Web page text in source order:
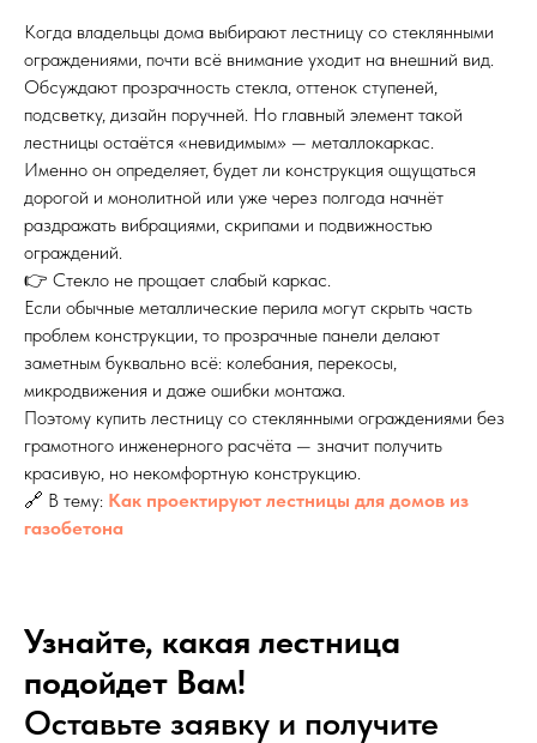
Когда владельцы дома выбирают лестницу со стеклянными
ограждениями, почти всё внимание уходит на внешний вид.
Обсуждают прозрачность стекла, оттенок ступеней,
подсветку, дизайн поручней. Но главный элемент такой
лестницы остаётся «невидимым» — металлокаркас.
Именно он определяет, будет ли конструкция ощущаться
дорогой и монолитной или уже через полгода начнёт
раздражать вибрациями, скрипами и подвижностью
ограждений.
👉 Стекло не прощает слабый каркас.
Если обычные металлические перила могут скрыть часть
проблем конструкции, то прозрачные панели делают
заметным буквально всё: колебания, перекосы,
микродвижения и даже ошибки монтажа.
Поэтому купить лестницу со стеклянными ограждениями без
грамотного инженерного расчёта — значит получить
красивую, но некомфортную конструкцию.
🔗 В тему: Как проектируют лестницы для домов из
газобетона
Узнайте, какая лестница
подойдет Вам!
Оставьте заявку и получите